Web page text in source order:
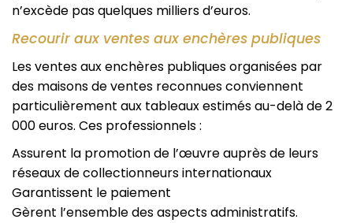
n’excède pas quelques milliers d’euros.
Recourir aux ventes aux enchères publiques
Les ventes aux enchères publiques organisées par
des maisons de ventes reconnues conviennent
particulièrement aux tableaux estimés au-delà de 2
000 euros. Ces professionnels :
Assurent la promotion de l’œuvre auprès de leurs
réseaux de collectionneurs internationaux
Garantissent le paiement
Gèrent l’ensemble des aspects administratifs.